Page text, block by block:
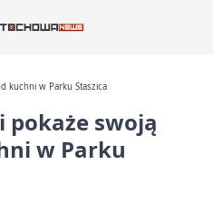
kuchni w Parku Staszica
pokaże swoją
w Parku